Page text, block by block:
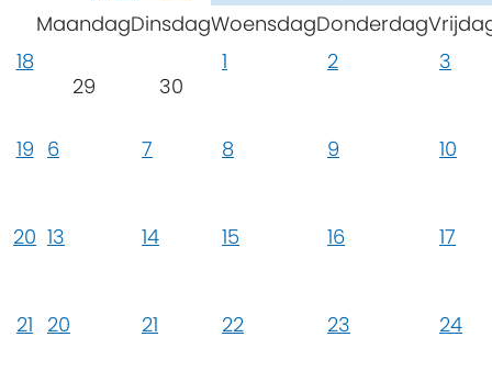
MaandagDinsdagWoensdagDonderdag
18
29
30
1 2 3
19 6 7 8 9 10
20 13 14 15 16 17
21 20 21 22 23 24